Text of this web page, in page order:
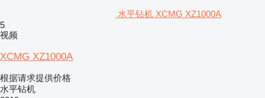
水平钻机 XCMG XZ1000A
5
视频
XCMG XZ1000A
根据请求提供价格
水平钻机